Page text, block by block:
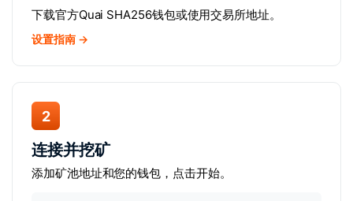
下载官方Quai SHA256钱包或使用交易所地址。
设置指南 →
2
连接并挖矿
添加矿池地址和您的钱包，点击开始。